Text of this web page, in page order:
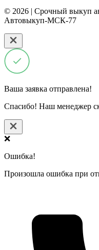
© 2026 | Срочный выкуп
Автовыкуп-МСК-77
Ваша заявка отправлена!
Спасибо! Наш менеджер
❌
Ошибка!
Произошла ошибка при